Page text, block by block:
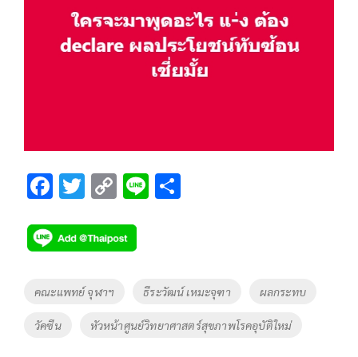
F
e
b
o
o
k
T
tt
er
C
p
y
n
k
Li
Tags
คณะแพทย์ จุฬาฯ ธีระวัฒน์ เหมะจุฑา ผลกระทบ
วัคซีน หัวหน้าศูนย์วิทยาศาสตร์สุขภาพโรคอุบัติใหม่